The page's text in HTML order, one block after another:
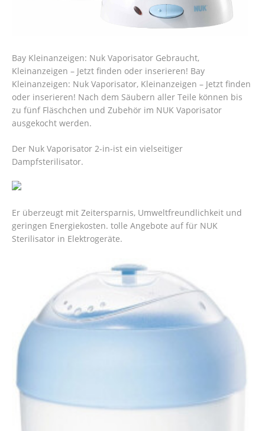
Bay Kleinanzeigen: Nuk Vaporisator Gebraucht,
Kleinanzeigen – Jetzt finden oder inserieren! Bay
Kleinanzeigen: Nuk Vaporisator, Kleinanzeigen – Jetzt finden
oder inserieren! Nach dem Säubern aller Teile können bis
zu fünf Fläschchen und Zubehör im NUK Vaporisator
ausgekocht werden.
Der Nuk Vaporisator 2-in-ist ein vielseitiger
Dampfsterilisator.
Er überzeugt mit Zeitersparnis, Umweltfreundlichkeit und
geringen Energiekosten. tolle Angebote auf für NUK
Sterilisator in Elektrogeräte.